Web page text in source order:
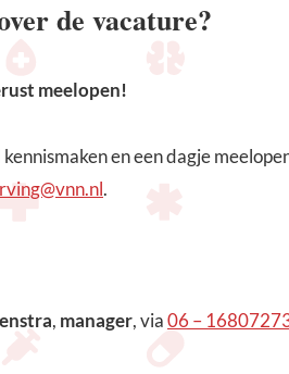
de vacature?
meelopen!
en een dagje
.
, manager, via06 –